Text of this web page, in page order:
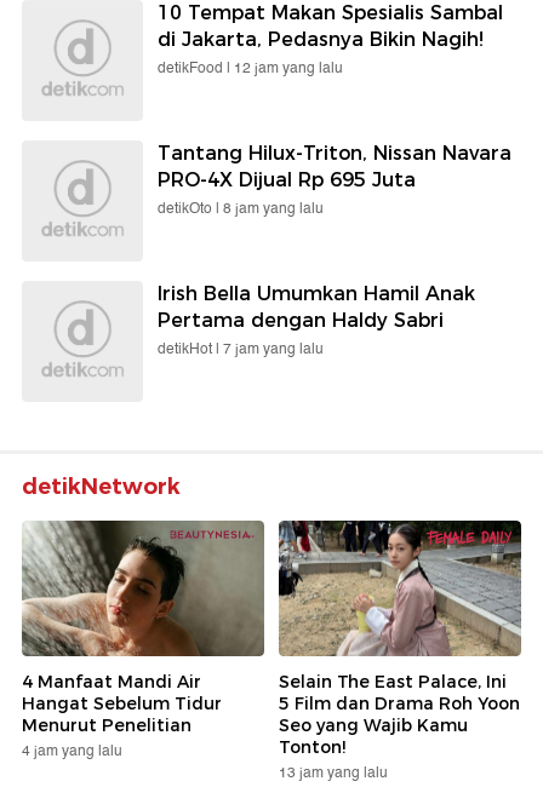
10 Tempat Makan Spesialis Sambal
di Jakarta, Pedasnya Bikin Nagih!
detikFood | 12 jam yang lalu
Tantang Hilux-Triton, Nissan Navara
PRO-4X Dijual Rp 695 Juta
detikOto | 8 jam yang lalu
Irish Bella Umumkan Hamil Anak
Pertama dengan Haldy Sabri
detikHot | 7 jam yang lalu
detikNetwork
4 Manfaat Mandi Air
Hangat Sebelum Tidur
Menurut Penelitian
4 jam yang lalu
Selain The East Palace, Ini
5 Film dan Drama Roh Yoon
Seo yang Wajib Kamu
Tonton!
13 jam yang lalu